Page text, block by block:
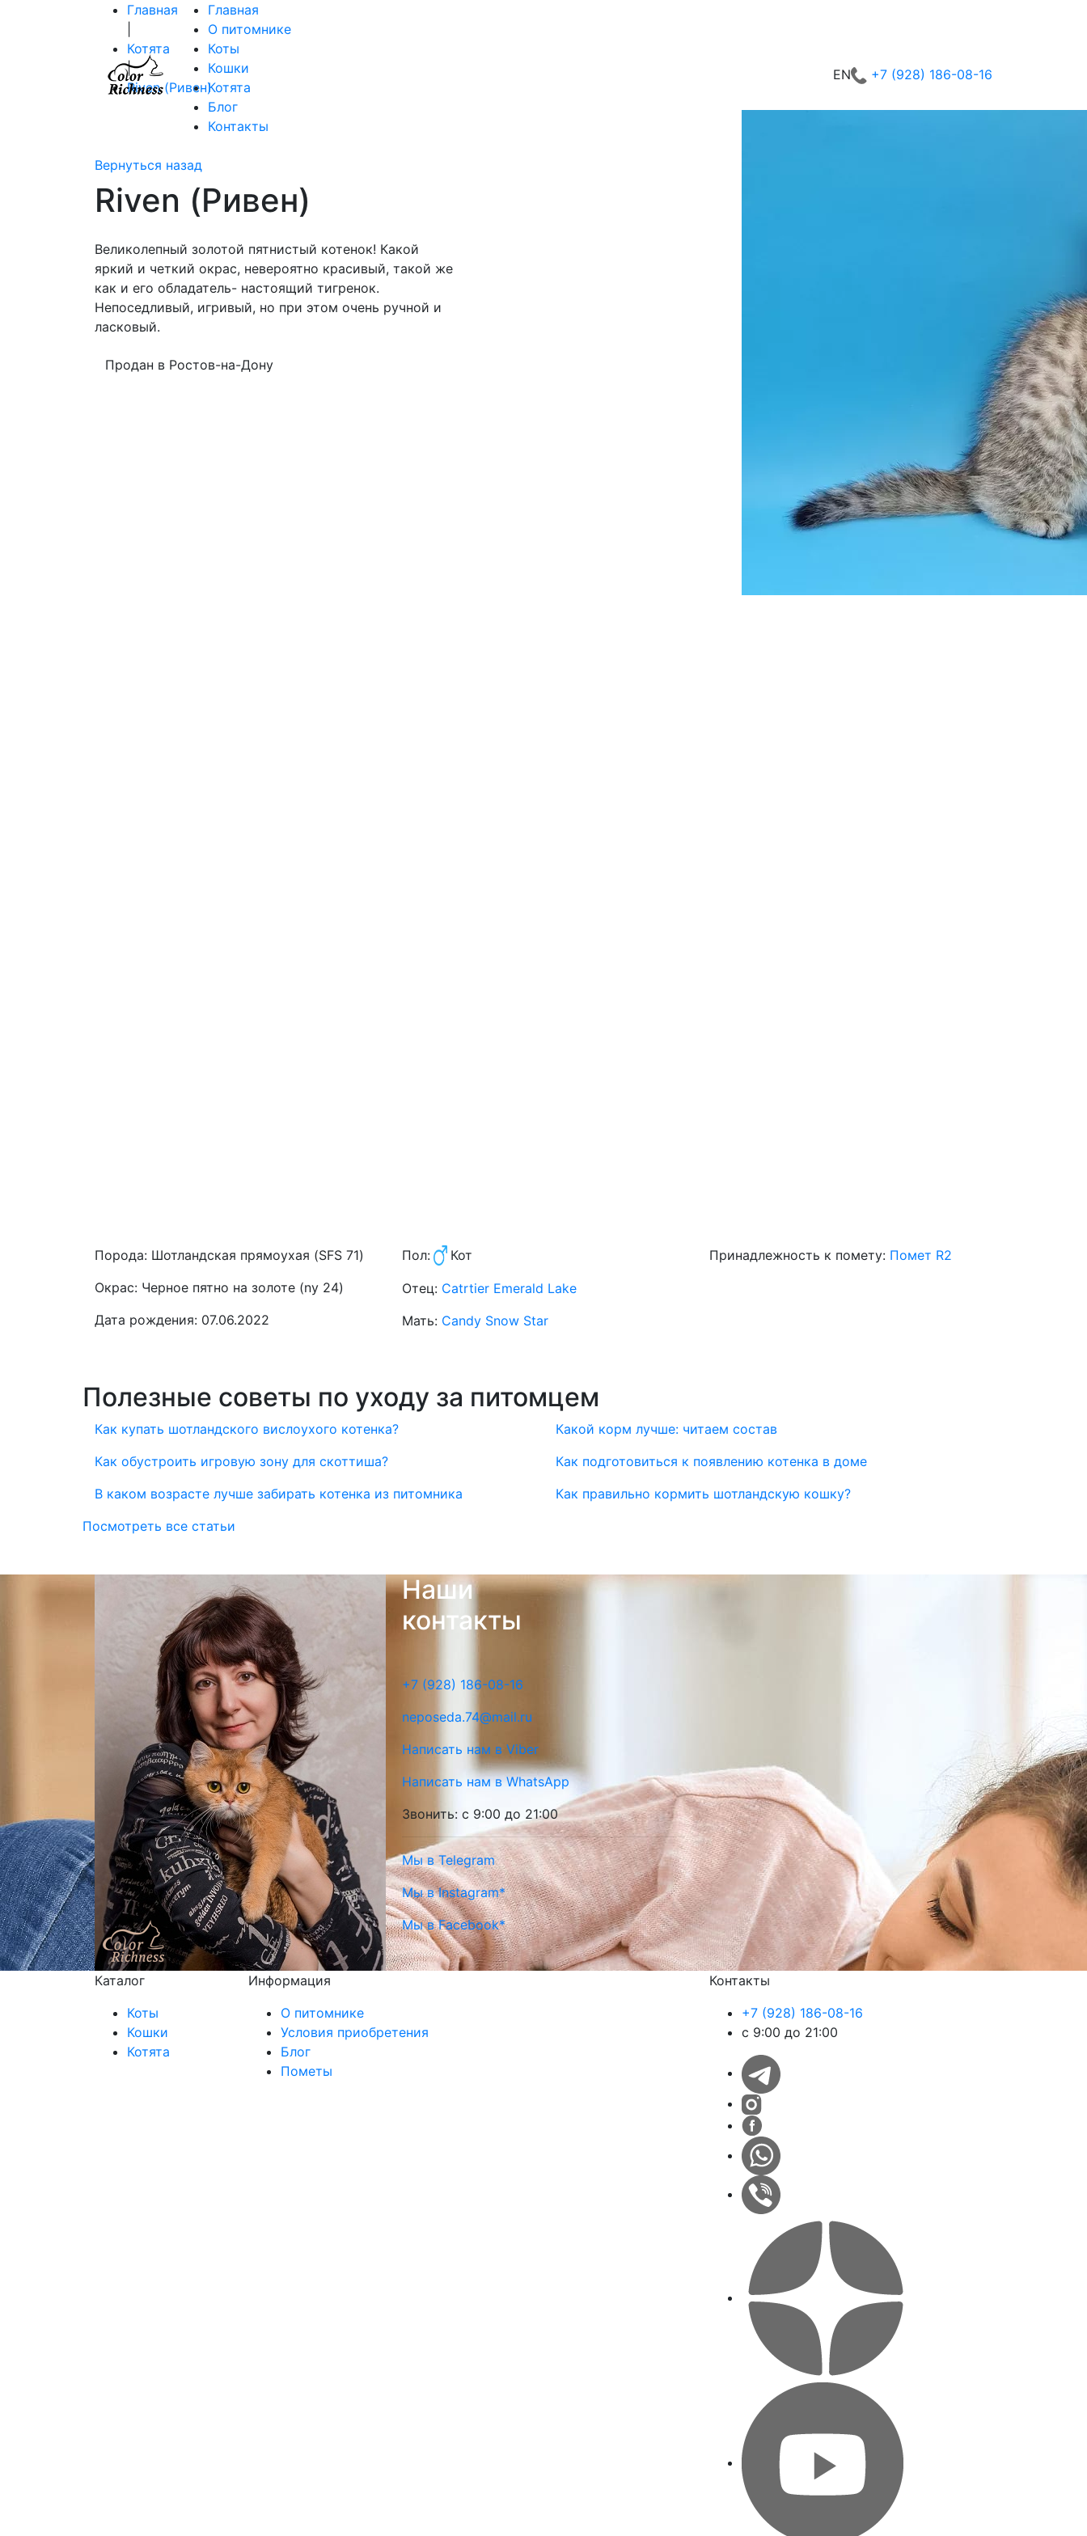
Главная
О питомнике
Коты
Кошки
Котята
Блог
Контакты
EN +7 (928) 186-08-16
Главная
Котята
|
Riven (Ривен)
Вернуться назад
Riven (Ривен)
Великолепный золотой пятнистый котенок! Какой
яркий и четкий окрас, невероятно красивый, такой же
как и его обладатель- настоящий тигренок.
Непоседливый, игривый, но при этом очень ручной и
ласковый.
Продан в Ростов-на-Дону
Порода: Шотландская прямоухая (SFS 71)
Окрас: Черное пятно на золоте (ny 24)
Дата рождения: 07.06.2022
Пол: Кот
Отец: Catrtier Emerald Lake
Мать: Candy Snow Star
Принадлежность к помету: Помет R2
Полезные советы по уходу за питомцем
Как купать шотландского вислоухого котенка?
Как обустроить игровую зону для скоттиша?
В каком возрасте лучше забирать котенка из питомника
Какой корм лучше: читаем состав
Как подготовиться к появлению котенка в доме
Как правильно кормить шотландскую кошку?
Посмотреть все статьи
Наши
контакты
+7 (928) 186-08-16
neposeda.74@mail.ru
Написать нам в Viber
Написать нам в WhatsApp
Звонить: с 9:00 до 21:00
Мы в Telegram
Мы в Instagram*
Мы в Facebook*
Каталог
Коты
Кошки
Котята
Информация
О питомнике
Условия приобретения
Блог
Пометы
Контакты
+7 (928) 186-08-16
с 9:00 до 21:00